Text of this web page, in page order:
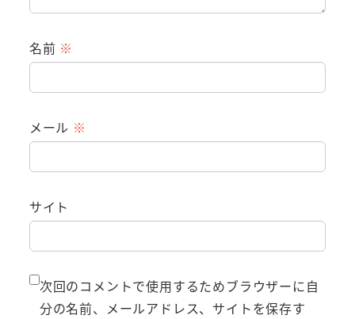
名前 ※
メール ※
サイト
次回のコメントで使用するためブラウザーに自
分の名前、メールアドレス、サイトを保存す